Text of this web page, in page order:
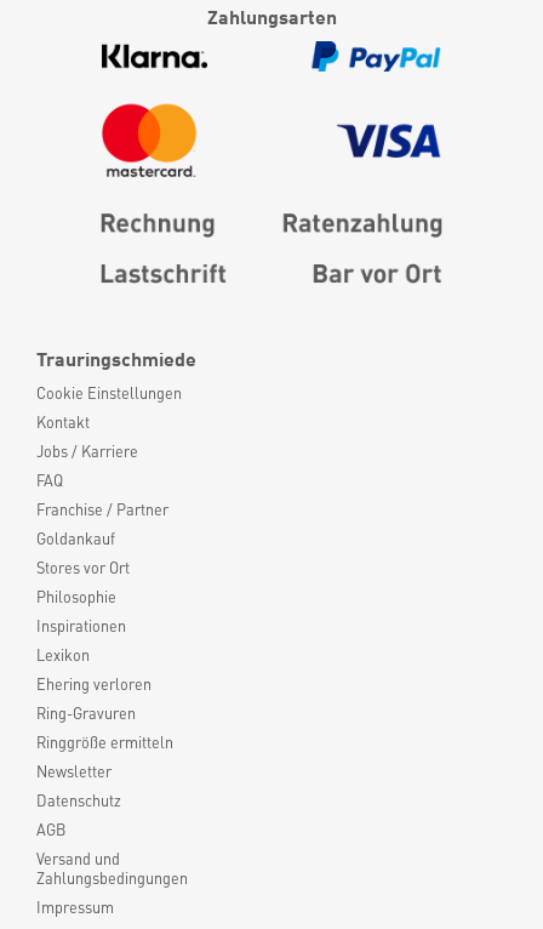
Trauringschmiede
Cookie Einstellungen
Kontakt
Jobs / Karriere
FAQ
Franchise / Partner
Goldankauf
Stores vor Ort
Philosophie
Inspirationen
Lexikon
Ehering verloren
Ring-Gravuren
Ringgröße ermitteln
Newsletter
Datenschutz
AGB
Versand und
Zahlungsbedingungen
Impressum
Zahlungsarten